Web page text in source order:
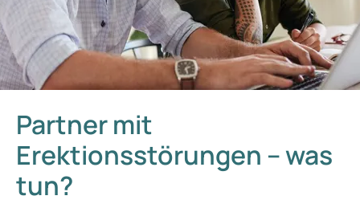
Partner mit
Erektionsstörungen – was
tun?